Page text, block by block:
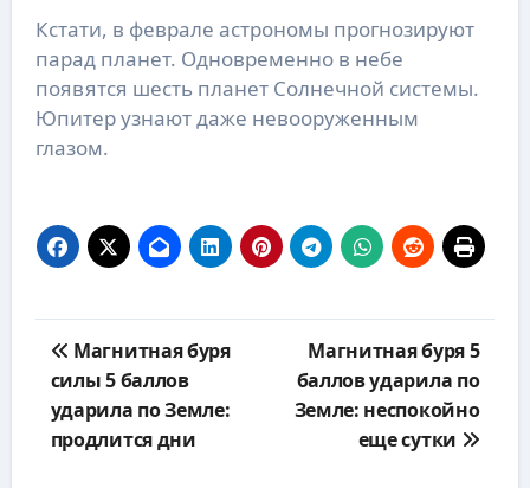
Кстати, в феврале астрономы прогнозируют
парад планет. Одновременно в небе
появятся шесть планет Солнечной системы.
Юпитер узнают даже невооруженным
глазом.
по
записям
Магнитная буря
силы 5 баллов
ударила по Земле:
продлится дни
Магнитная буря 5
баллов ударила по
Земле: неспокойно
еще сутки